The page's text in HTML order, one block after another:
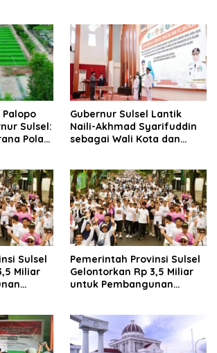
Palopo
Sulsel:
Pola
Gubernur Sulsel Lantik
Naili-Akhmad Syarifuddin
sebagai Wali Kota dan
Sulsel
Miliar
Pemerintah Provinsi Sulsel
Gelontorkan Rp 3,5 Miliar
untuk Pembangunan